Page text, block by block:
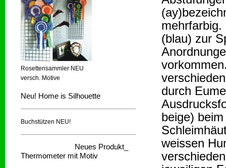
Rosettensammler NEU
versch. Motive
Neu! Home is Silhouette
Buchstützen NEU!
Neues Produkt_
Thermometer mit Motiv
(blau) zur
durch
beige)
weissen